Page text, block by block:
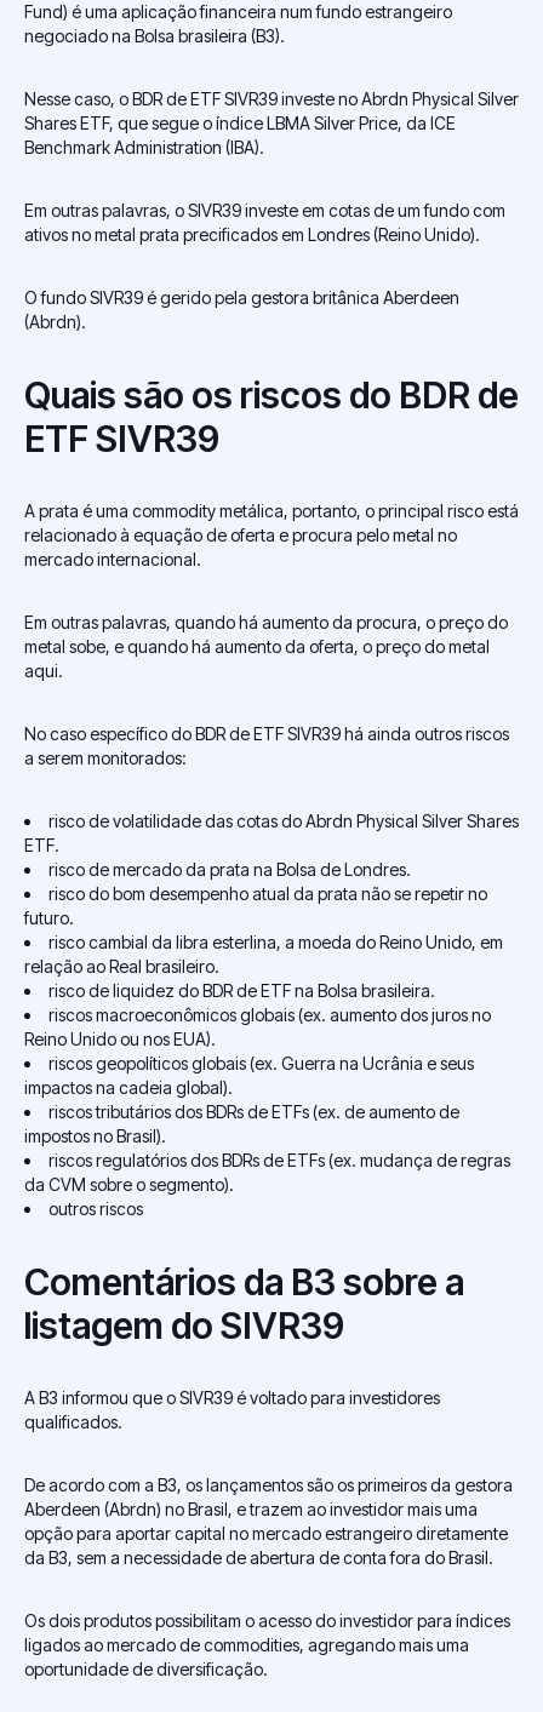
Fund) é uma aplicação financeira num fundo estrangeiro
negociado na Bolsa brasileira (B3).
Nesse caso, o BDR de ETF SIVR39 investe no Abrdn Physical Silver
Shares ETF, que segue o índice LBMA Silver Price, da ICE
Benchmark Administration (IBA).
Em outras palavras, o SIVR39 investe em cotas de um fundo com
ativos no metal prata precificados em Londres (Reino Unido).
O fundo SIVR39 é gerido pela gestora britânica Aberdeen
(Abrdn).
Quais são os riscos do BDR de
ETF SIVR39
A prata é uma commodity metálica, portanto, o principal risco está
relacionado à equação de oferta e procura pelo metal no
mercado internacional.
Em outras palavras, quando há aumento da procura, o preço do
metal sobe, e quando há aumento da oferta, o preço do metal
aqui.
No caso específico do BDR de ETF SIVR39 há ainda outros riscos
a serem monitorados:
risco de volatilidade das cotas do Abrdn Physical Silver Shares
ETF.
risco de mercado da prata na Bolsa de Londres.
risco do bom desempenho atual da prata não se repetir no
futuro.
risco cambial da libra esterlina, a moeda do Reino Unido, em
relação ao Real brasileiro.
risco de liquidez do BDR de ETF na Bolsa brasileira.
riscos macroeconômicos globais (ex. aumento dos juros no
Reino Unido ou nos EUA).
riscos geopolíticos globais (ex. Guerra na Ucrânia e seus
impactos na cadeia global).
riscos tributários dos BDRs de ETFs (ex. de aumento de
impostos no Brasil).
riscos regulatórios dos BDRs de ETFs (ex. mudança de regras
da CVM sobre o segmento).
outros riscos
Comentários da B3 sobre a
listagem do SIVR39
A B3 informou que o SIVR39 é voltado para investidores
qualificados.
De acordo com a B3, os lançamentos são os primeiros da gestora
Aberdeen (Abrdn) no Brasil, e trazem ao investidor mais uma
opção para aportar capital no mercado estrangeiro diretamente
da B3, sem a necessidade de abertura de conta fora do Brasil.
Os dois produtos possibilitam o acesso do investidor para índices
ligados ao mercado de commodities, agregando mais uma
oportunidade de diversificação.